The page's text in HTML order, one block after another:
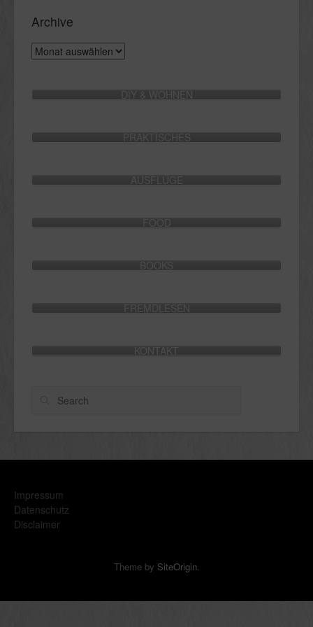
Archive
Archive
DIY & WOHNEN
PRAKTISCHES
AUSFLÜGE
FOOD
BOOKS
FREMDLESEN
KONTAKT
Search
Impressum
Datenschutz
Disclaimer
Theme by SiteOrigin.